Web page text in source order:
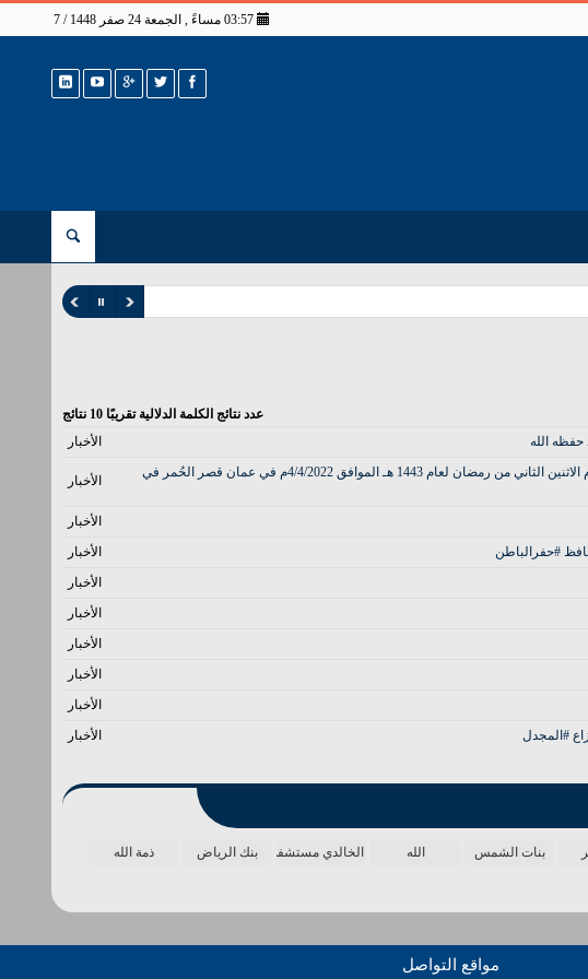
عدد نتائج الكلمة الدلالية تقريبًا 10 نتائج
الله الأخبار
التقى سمو ولي العهد الامير الحسين بن عبدالله الثاني بن الحسين شيخ عشائر بني خالد الشيخ موفق بن محمد بن سعود القاضي في تاريخ اليوم الاثنين الثاني من رمضان لعام 1443 هـ الموافق 4/4/2022م في عمان قصر الحُمر في
الأخبار
الأخبار
#حفرالباطن
الأخبار
الأخبار
الأخبار
الأخبار
الأخبار
الأخبار
#المجدل الأخبار
بنات الشمس الله الخالدي مستشفى بنك الرياض
ذمة الله
مواقع التواصل